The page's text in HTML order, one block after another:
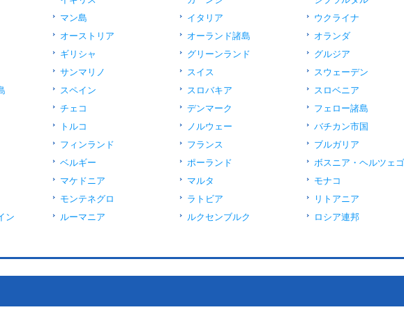
マン島 イタリア
ウクライナ
オーストリア オーランド諸島
オランダ
ギリシャ グリーンランド
グルジア
サンマリノ スイス
スウェーデン
スペイン スロバキア
スロベニア
チェコ デンマーク
フェロー諸島
トルコ ノルウェー
バチカン市国
フィンランド フランス
ブルガリア
ベルギー ポーランド
ボスニア・ヘルツェ
マケドニア マルタ
モナコ
モンテネグロ ラトビア
リトアニア
ン
ルーマニア ルクセンブルク
ロシア連邦